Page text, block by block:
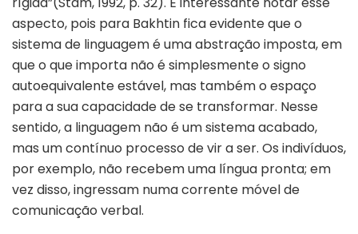
aspecto, pois para Bakhtin fica evidente que o
sistema de linguagem é uma abstração imposta, em
que o que importa não é simplesmente o signo
autoequivalente estável, mas também o espaço
para a sua capacidade de se transformar. Nesse
sentido, a linguagem não é um sistema acabado,
mas um contínuo processo de vir a ser. Os indivíduos,
por exemplo, não recebem uma língua pronta; em
vez disso, ingressam numa corrente móvel de
comunicação verbal.